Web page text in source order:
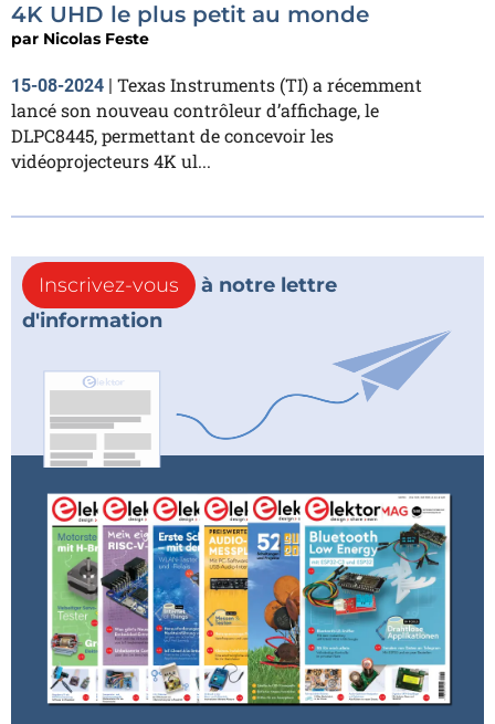
4K UHD le plus petit au monde
par Nicolas Feste
15-08-2024 | Texas Instruments (TI) a récemment
lancé son nouveau contrôleur d’affichage, le
DLPC8445, permettant de concevoir les
vidéoprojecteurs 4K ul...
Inscrivez-vous
à notre lettre
d'information